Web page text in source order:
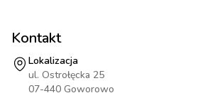
Kontakt
Lokalizacja
ul. Ostrołęcka 25
07-440 Goworowo